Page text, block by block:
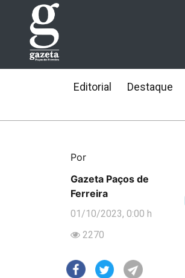
Editorial Destaque
Por
Gazeta Paços de
Ferreira
01/10/2023, 0:00 h
2270